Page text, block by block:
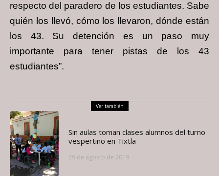
respecto del paradero de los estudiantes. Sabe
quién los llevó, cómo los llevaron, dónde están
los 43. Su detención es un paso muy
importante para tener pistas de los 43
estudiantes”.
Ver también
Sin aulas toman clases alumnos del turno
vespertino en Tixtla
29 de agosto de 2019